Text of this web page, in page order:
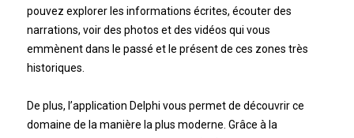
pouvez explorer les informations écrites, écouter des
narrations, voir des photos et des vidéos qui vous
emmènent dans le passé et le présent de ces zones très
historiques.
De plus, l’application Delphi vous permet de découvrir ce
domaine de la manière la plus moderne. Grâce à la